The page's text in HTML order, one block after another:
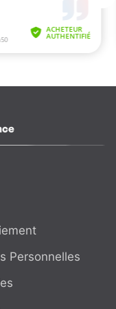
Personnelles